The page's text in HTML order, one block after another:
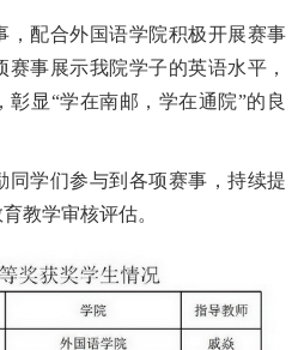
配合外国语学院积极开展赛事
事展示我院学子的英语水平，
显“学在南邮，学在通院”的良
学们参与到各项赛事，持续提
教学审核评估。